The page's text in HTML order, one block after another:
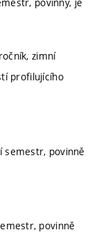
zimní
profilujícího
semestr, povinně
povinně